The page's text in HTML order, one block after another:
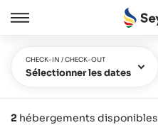
Cermer
CHECK-IN / CHECK-OUT
Sélectionner les dates
2 hébergements disponibles